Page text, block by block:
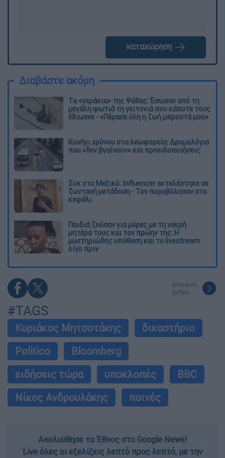
καταχώρηση
Διαβάστε ακόμη
Τα «γεράκια» της Ψάθας: Έσωσαν από τη
μεγάλη φωτιά τη γειτονιά που κάποτε τους
έδιωχνε - «Πέρασε όλη η ζωή μπροστά μου»
Κυνήγι χρόνου στα λεωφορεία: Δρομολόγια
που «δεν βγαίνουν» και προειδοποιήσεις
Σοκ στο Μεξικό: Influencer εκτελέστηκε σε
ζωντανή μετάδοση - Τον πυροβόλησαν στο
κεφάλι
Παιδιά ζούσαν για μέρες με τη νεκρή
μητέρα τους και τον πρώην της: Η
μυστηριώδης υπόθεση και το livestream
λίγο πριν
επόμενο
άρθρο
#TAGS
Κυριάκος Μητσοτάκης
δικαστήριο
Politico
Bloomberg
ειδήσεις τώρα
υποκλοπές
BBC
Νίκος Ανδρουλάκης
ποινές
Ακολούθησε το Έθνος στο Google News!
Live όλες οι εξελίξεις λεπτό προς λεπτό, με την